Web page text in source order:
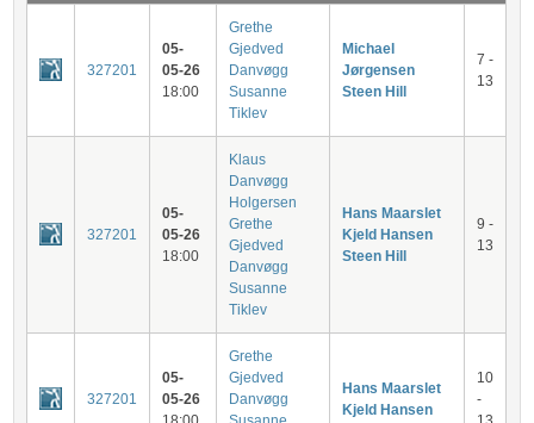
327201
05-
05-26
18:00
Grethe
Gjedved
Danvøgg
Susanne
Tiklev
Michael
Jørgensen
Steen Hill
7 -
13
327201
05-
05-26
18:00
Klaus
Danvøgg
Holgersen
Grethe
Gjedved
Danvøgg
Susanne
Tiklev
Hans Maarslet
Kjeld Hansen
Steen Hill
9 -
13
327201
05-
05-26
Grethe
Gjedved
Danvøgg
Hans Maarslet
Kjeld Hansen
10
-